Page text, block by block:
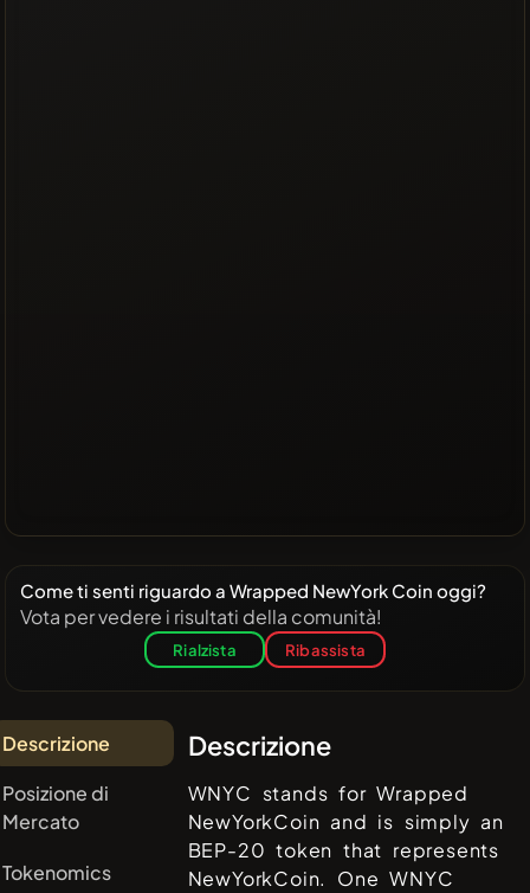
Come ti senti riguardo a Wrapped NewYork Coin oggi?
Vota per vedere i risultati della comunità!
Rialzista Ribassista
Descrizione
Posizione di
Mercato
Tokenomics
Descrizione
WNYC stands for Wrapped
NewYorkCoin and is simply an
BEP-20 token that represents
NewYorkCoin. One WNYC